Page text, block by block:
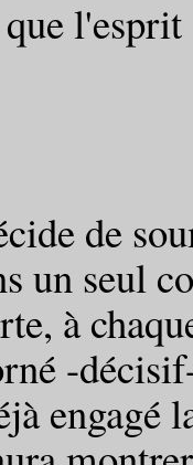
de
un seul
à
-
engagé